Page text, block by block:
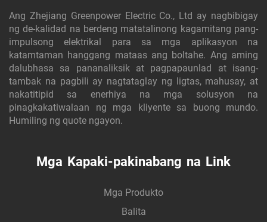
Ang Zhejiang Greenpower Electric Co., Ltd ay nagbibigay
ng de-kalidad na berdeng matatalinong kagamitang pang-
impulsong elektrikal para sa mga aplikasyon na
katamtaman hanggang mataas ang boltahe. Ang aming
dalubhasa sa pananaliksik at pagpapaunlad at isang-
tambak na pagbili ay nagtataglay ng ligtas, mahusay, at
nakatitipid sa enerhiya na mga solusyon na
pinagkakatiwalaan ng mga kliyente sa buong mundo.
Humiling ng quote ngayon.
Mga Kapaki-pakinabang na Link
Mga Produkto
Balita